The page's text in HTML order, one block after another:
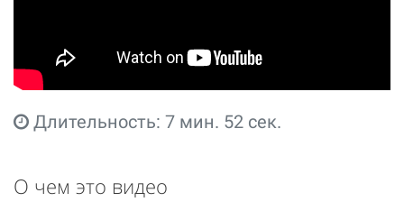
Длительность: 7 мин. 52 сек.
О чем это видео